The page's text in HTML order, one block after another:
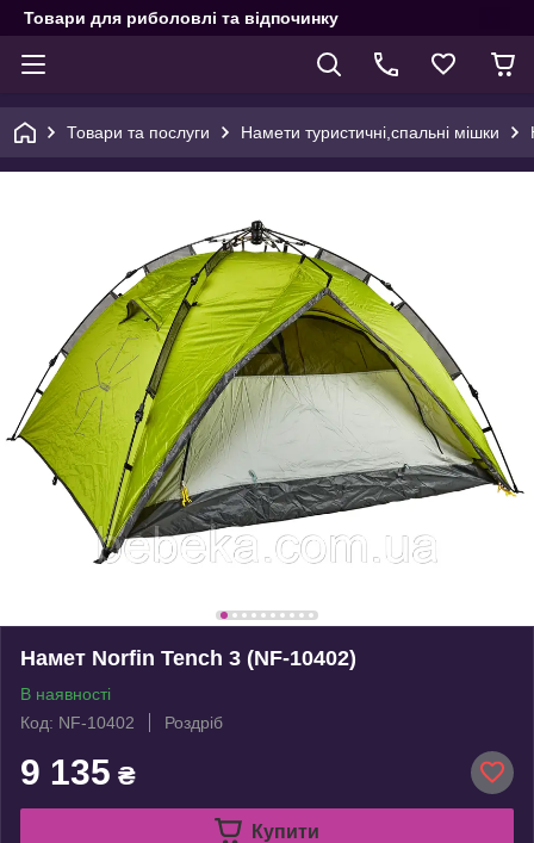
Товари для риболовлі та відпочинку
Товари та послуги Намети туристичні,спальні мішки
Намет Norfin Tench 3 (NF-10402)
В наявності
Код: NF-10402
Роздріб
9 135 ₴
Купити